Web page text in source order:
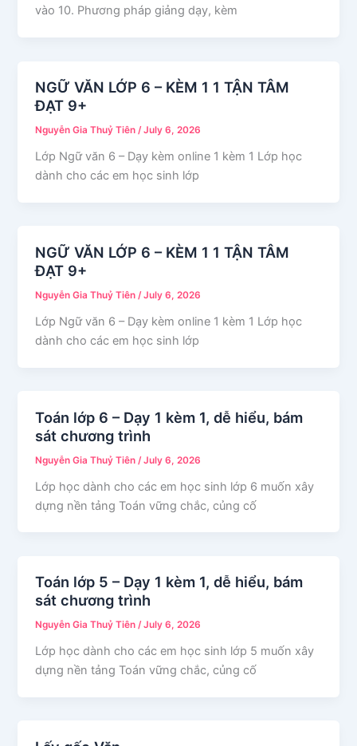
vào 10. Phương pháp giảng dạy, kèm
NGỮ VĂN LỚP 6 – KÈM 1 1 TẬN TÂM
ĐẠT 9+
Nguyễn Gia Thuỷ Tiên/July 6, 2026
Lớp Ngữ văn 6 – Dạy kèm online 1 kèm 1 Lớp học
dành cho các em học sinh lớp
NGỮ VĂN LỚP 6 – KÈM 1 1 TẬN TÂM
ĐẠT 9+
Nguyễn Gia Thuỷ Tiên/July 6, 2026
Lớp Ngữ văn 6 – Dạy kèm online 1 kèm 1 Lớp học
dành cho các em học sinh lớp
Toán lớp 6 – Dạy 1 kèm 1, dễ hiểu, bám
sát chương trình
Nguyễn Gia Thuỷ Tiên /July 6, 2026
Lớp học dành cho các em học sinh lớp 6 muốn xây
dựng nền tảng Toán vững chắc, củng cố
Toán lớp 5 – Dạy 1 kèm 1, dễ hiểu, bám
sát chương trình
Nguyễn Gia Thuỷ Tiên/July 6, 2026
Lớp học dành cho các em học sinh lớp 5 muốn xây
dựng nền tảng Toán vững chắc, củng cố